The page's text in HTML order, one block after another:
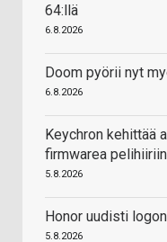
64:llä
6.8.2026
Doom pyörii nyt
6.8.2026
Keychron kehittää
firmwarea pelihiiriin
5.8.2026
Honor uudisti
5.8.2026